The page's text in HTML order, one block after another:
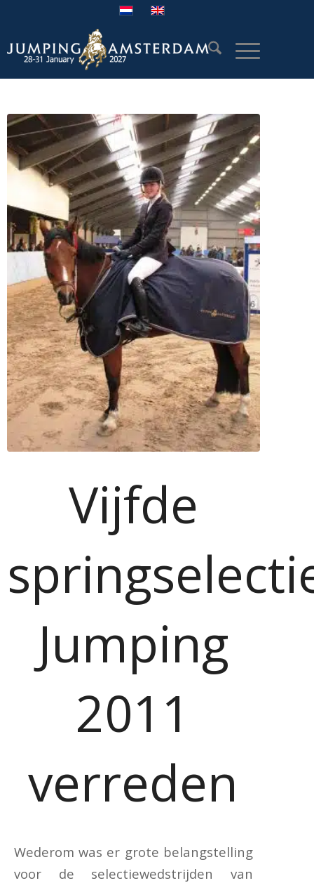
Vijfde
Jumping
2011
verreden
Wederom was er grote belangstelling
voor de selectiewedstrijden van